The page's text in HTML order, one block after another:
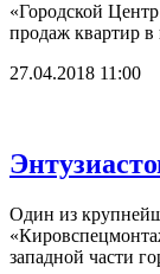
«Городской
продаж квартир
27.04.2018 11:00
Один из
западной части